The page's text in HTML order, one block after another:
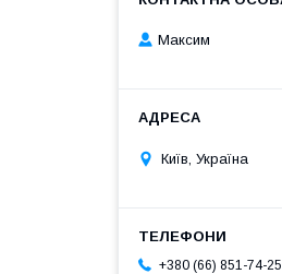
Максим
Київ, Україна
+380 (66) 851-74-25